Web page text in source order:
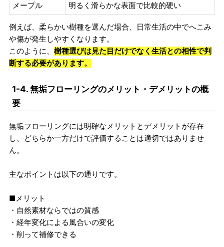
メープル 明るく滑らかな表面で比較的硬い
例えば、柔らかい樹種を選んだ場合、日常生活の中でへこみ
や傷が発生しやすくなります。
このように、 樹種選びは見た目だけでなく生活との相性で判
断する必要があります。
1-4. 無垢フローリングのメリット・デメリットの概
要
無垢フローリングには明確なメリットとデメリットが存在
し、どちらか一方だけで評価することは適切ではありませ
ん。
主なポイントは以下の通りです。
■メリット
・自然素材ならではの質感
・経年変化による風合いの変化
・削って補修できる